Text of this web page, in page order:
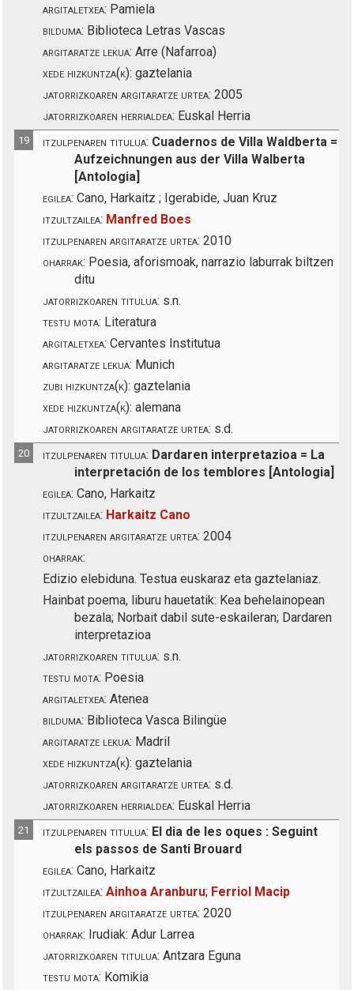
argitaletxea: Pamiela
bilduma: Biblioteca Letras Vascas
argitaratze lekua: Arre (Nafarroa)
xede hizkuntza(k): gaztelania
jatorrizkoaren argitaratze urtea: 2005
jatorrizkoaren herrialdea: Euskal Herria
19 itzulpenaren titulua: Cuadernos de Villa Waldberta =
Aufzeichnungen aus der Villa Walberta
[Antologia]
egilea: Cano, Harkaitz ; Igerabide, Juan Kruz
itzultzailea: Manfred Boes
itzulpenaren argitaratze urtea: 2010
oharrak: Poesia, aforismoak, narrazio laburrak biltzen
ditu
jatorrizkoaren titulua: s.n.
testu mota: Literatura
argitaletxea: Cervantes Institutua
argitaratze lekua: Munich
zubi hizkuntza(k): gaztelania
xede hizkuntza(k): alemana
jatorrizkoaren argitaratze urtea: s.d.
20 itzulpenaren titulua: Dardaren interpretazioa = La
interpretación de los temblores [Antologia]
egilea: Cano, Harkaitz
itzultzailea: Harkaitz Cano
itzulpenaren argitaratze urtea: 2004
oharrak:
Edizio elebiduna. Testua euskaraz eta gaztelaniaz.
Hainbat poema, liburu hauetatik: Kea behelainopean
bezala; Norbait dabil sute-eskaileran; Dardaren
interpretazioa
jatorrizkoaren titulua: s.n.
testu mota: Poesia
argitaletxea: Atenea
bilduma: Biblioteca Vasca Bilingüe
argitaratze lekua: Madril
xede hizkuntza(k): gaztelania
jatorrizkoaren argitaratze urtea: s.d.
jatorrizkoaren herrialdea: Euskal Herria
21 itzulpenaren titulua: El dia de les oques : Seguint
els passos de Santi Brouard
egilea: Cano, Harkaitz
itzultzailea: Ainhoa Aranburu; Ferriol Macip
itzulpenaren argitaratze urtea: 2020
oharrak: Irudiak: Adur Larrea
jatorrizkoaren titulua: Antzara Eguna
testu mota: Komikia